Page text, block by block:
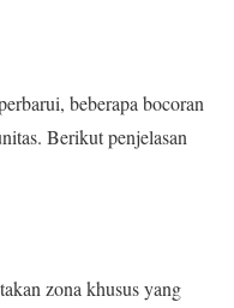
beberapa bocoran
Berikut penjelasan
zona khusus yang